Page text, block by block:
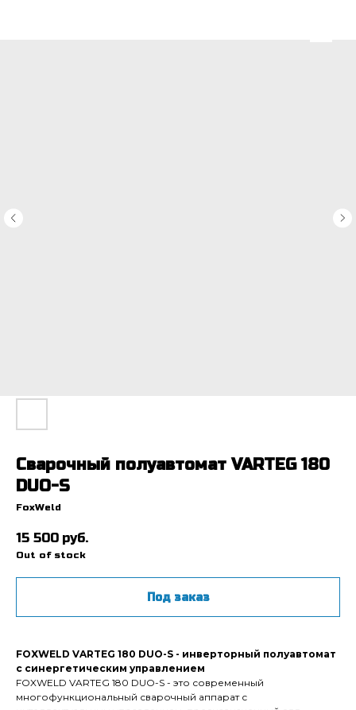
Сварочный полуавтомат VARTEG 180
DUO-S
FoxWeld
15 500 руб.
Out of stock
Под заказ
FOXWELD VARTEG 180 DUO-S - инверторный полуавтомат
с синергетическим управлением
FOXWELD VARTEG 180 DUO-S - это современный
многофункциональный сварочный аппарат с